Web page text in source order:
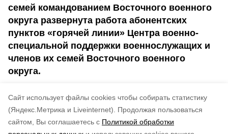
Cайт использует файлы cookies чтобы собирать статистику
(Яндекс.Метрика и Liveinternet).
Продолжая пользоваться
сайтом, Вы соглашаетесь с Политикой обработки
семей командованием Восточного военного
округа развернута работа абонентских
пунктов «горячей линии» Центра военно-
специальной поддержки военнослужащих и
членов их семей Восточного военного
округа.
8(4242)49-10-36.